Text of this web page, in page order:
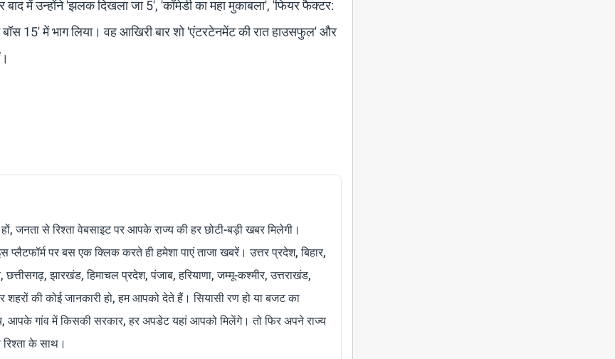
बाद में उन्होंने 'झलक दिखला जा 5', 'कॉमेडी का महा मुकाबला', 'फियर फैक्टर:
15' में भाग लिया। वह आखिरी बार शो 'एंटरटेनमेंट की रात हाउसफुल' और
जनता से रिश्ता वेबसाइट पर आपके राज्य की हर छोटी-बड़ी खबर मिलेगी।
प्लैटफॉर्म पर बस एक क्लिक करते ही हमेशा पाएं ताजा खबरें। उत्तर प्रदेश, बिहार,
छत्तीसगढ़, झारखंड, हिमाचल प्रदेश, पंजाब, हरियाणा, जम्मू-कश्मीर, उत्तराखंड,
की कोई जानकारी हो, हम आपको देते हैं। सियासी रण हो या बजट का
आपके गांव में किसकी सरकार, हर अपडेट यहां आपको मिलेंगे। तो फिर अपने राज्य
के साथ।